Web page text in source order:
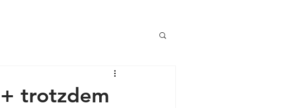
+ trotzdem